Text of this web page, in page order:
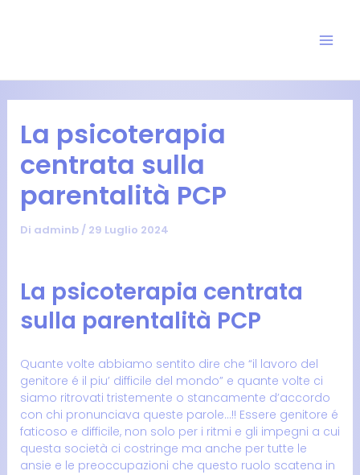
La psicoterapia
centrata sulla
parentalità PCP
Di adminb / 29 Luglio 2024
La psicoterapia centrata
sulla parentalità PCP
Quante volte abbiamo sentito dire che “il lavoro del
genitore é il piu’ difficile del mondo” e quante volte ci
siamo ritrovati tristemente o stancamente d’accordo
con chi pronunciava queste parole…!! Essere genitore é
faticoso e difficile, non solo per i ritmi e gli impegni a cui
questa società ci costringe ma anche per tutte le
ansie e le preoccupazioni che questo ruolo scatena in